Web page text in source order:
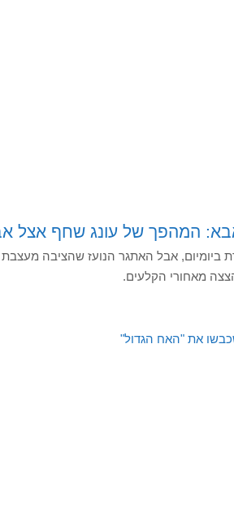
המהפך של עונג שחף אצל
ביומיום, אבל האתגר הנועז שהציבה
מאחורי הקלעים.